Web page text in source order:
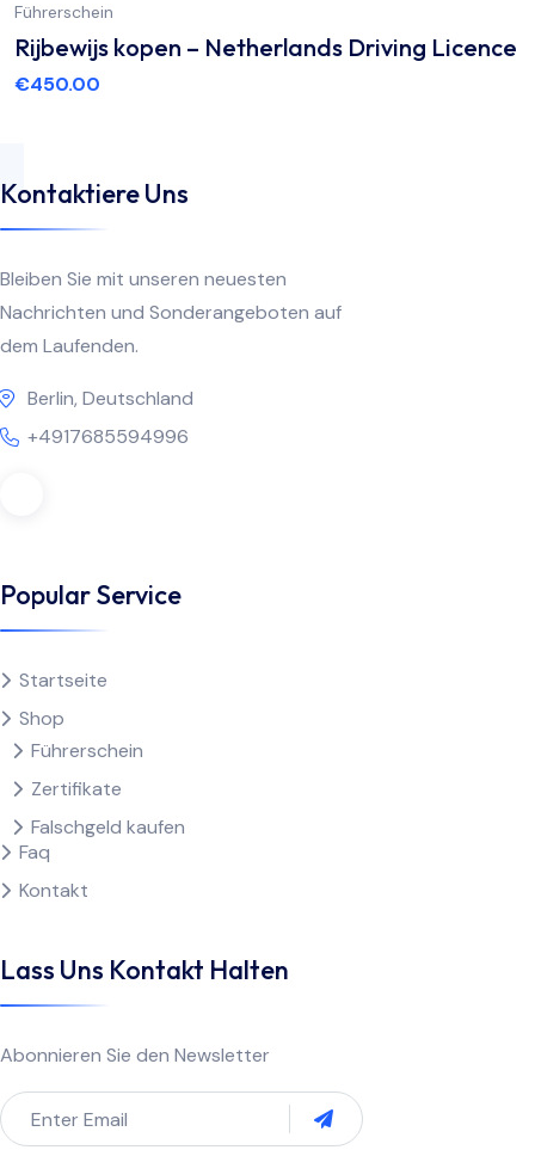
Führerschein
Rijbewijs kopen – Netherlands Driving Licence
€450.00
Kontaktiere Uns
Bleiben Sie mit unseren neuesten
Nachrichten und Sonderangeboten auf
dem Laufenden.
Berlin, Deutschland
+4917685594996
Popular Service
Startseite
Shop
Führerschein
Zertifikate
Falschgeld kaufen
Faq
Kontakt
Lass Uns Kontakt Halten
Abonnieren Sie den Newsletter